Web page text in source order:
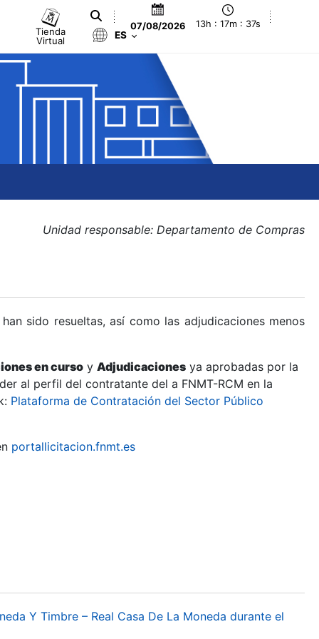
Tienda
Virtual
07/08/2026 13h : 17m : 37s
ES
Unidad responsable: Departamento de Compras
sido resueltas, así como las adjudicaciones menos
en curso y Adjudicaciones ya aprobadas por la
al perfil del contratante del a FNMT-RCM en la
Plataforma de Contratación del Sector Público
portallicitacion.fnmt.es
Y Timbre – Real Casa De La Moneda durante el